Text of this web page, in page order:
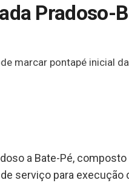
Pradoso-
marcar pontapé inicial
a Bate-Pé,
serviço para execução